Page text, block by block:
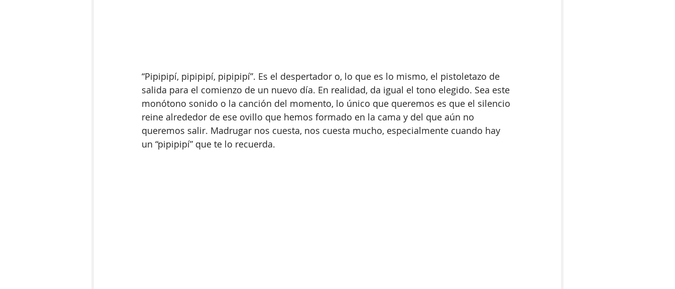
“Pipipipí, pipipipí, pipipipí”. Es el despertador o, lo que es lo mismo, el pistoletazo de
salida para el comienzo de un nuevo día. En realidad, da igual el tono elegido. Sea este
monótono sonido o la canción del momento, lo único que queremos es que el silencio
reine alrededor de ese ovillo que hemos formado en la cama y del que aún no
queremos salir. Madrugar nos cuesta, nos cuesta mucho, especialmente cuando hay
un “pipipipí” que te lo recuerda.